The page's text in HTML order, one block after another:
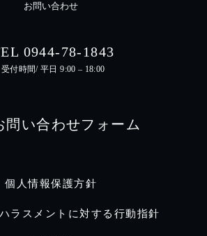
お問い合わせ
0944-78-1843
受付時間/ 平日 9:00 – 18:00
問い合わせフォーム
個人情報保護方針
ラスメントに対する行動指針